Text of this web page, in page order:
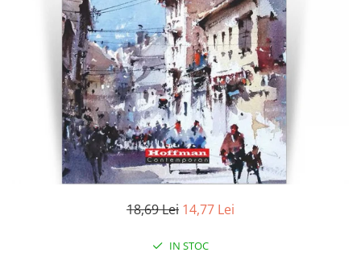
Literatura
Contemporana
Universala
Universala
Non-fictiune
18,69 Lei 14,77 Lei
IN STOC